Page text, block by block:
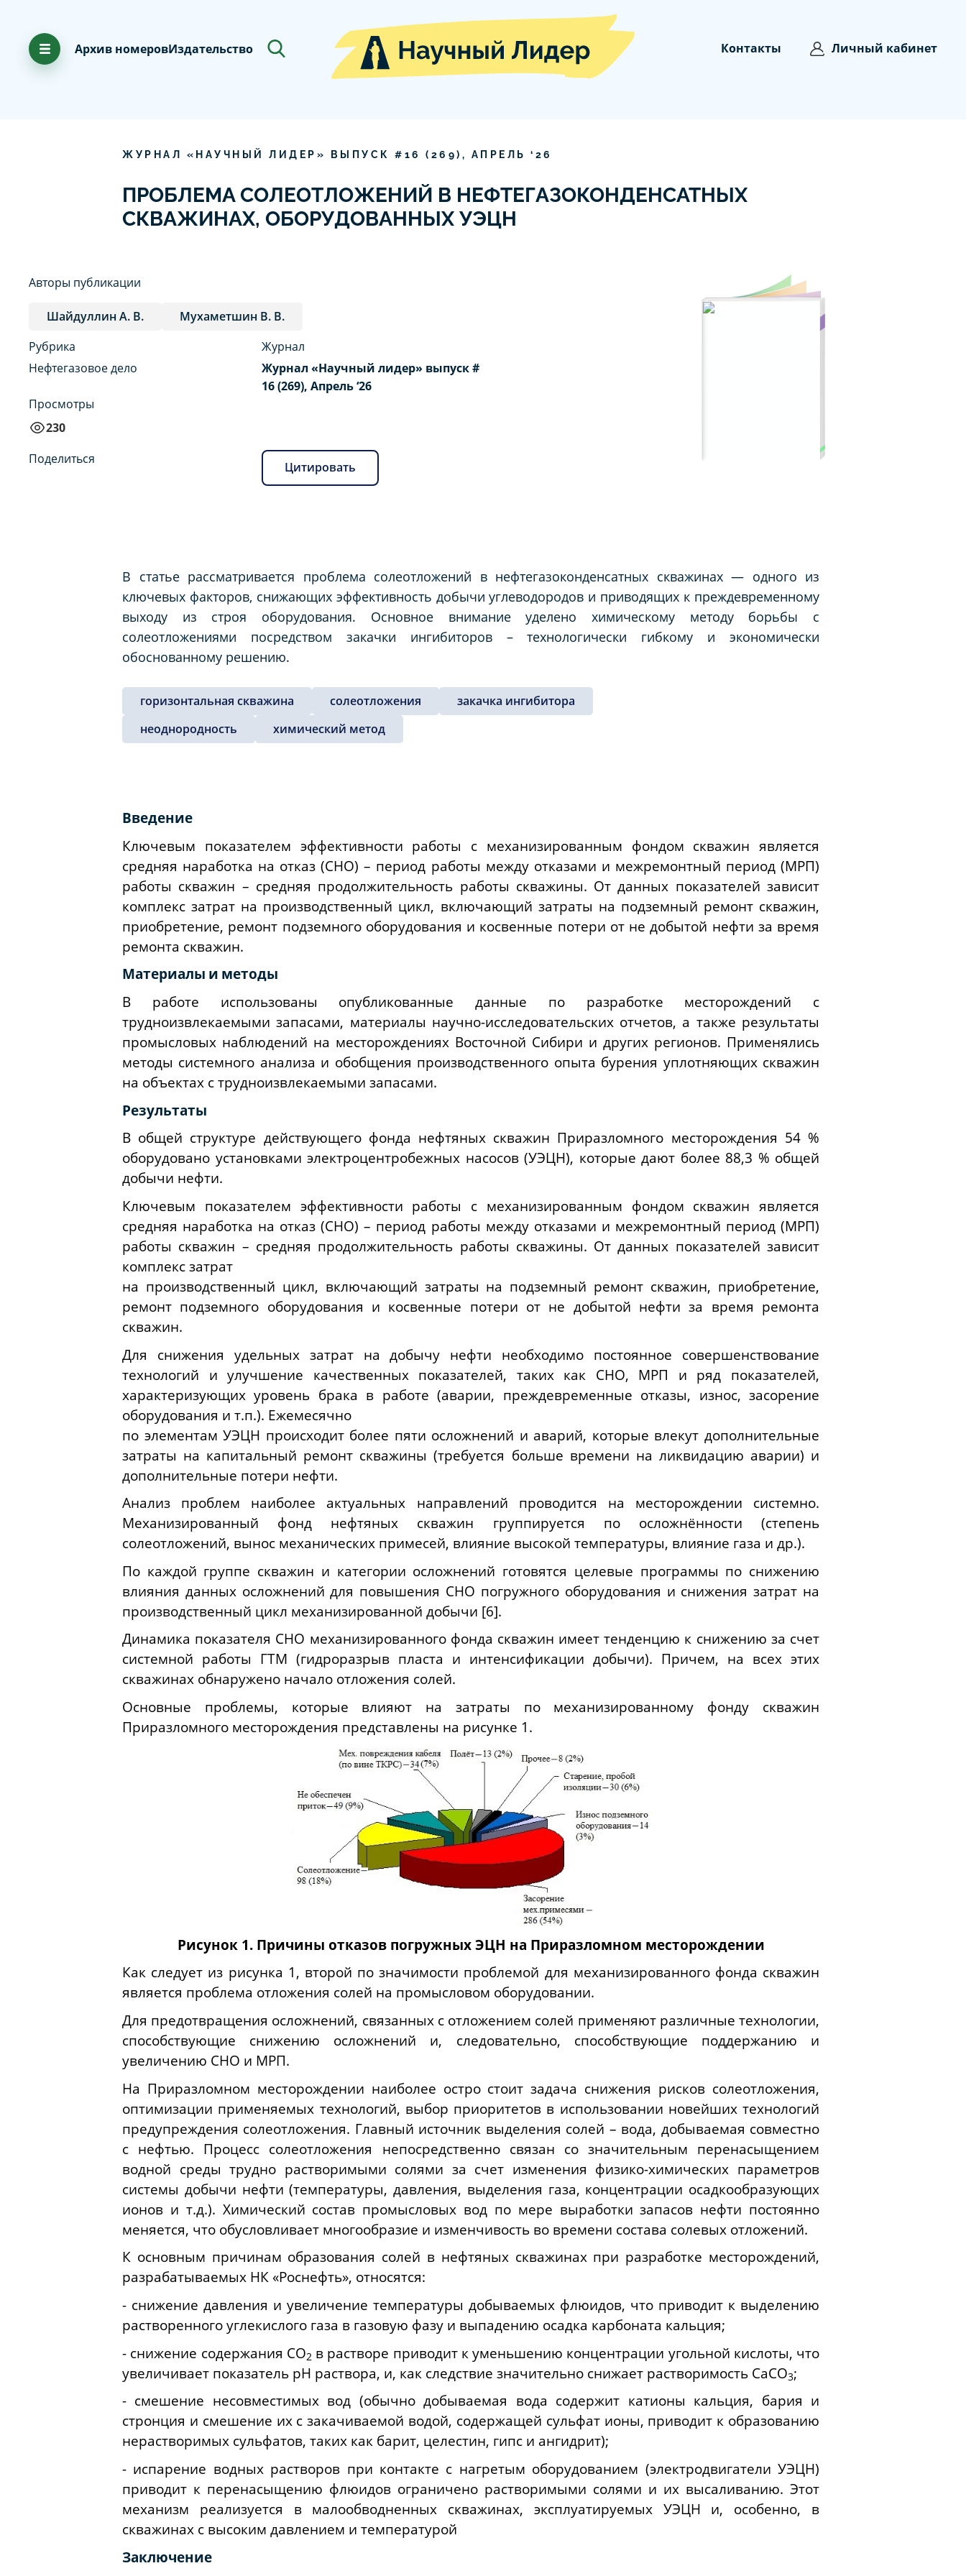
Архив номеровИздательство Контакты Личный кабинет
ЖУРНАЛ «НАУЧНЫЙ ЛИДЕР» ВЫПУСК # 16 ( 269), АПРЕЛЬ ‘ 26
ПРОБЛЕМА СОЛЕОТЛОЖЕНИЙ В НЕФТЕГАЗОКОНДЕНСАТНЫХ
СКВАЖИНАХ, ОБОРУДОВАННЫХ УЭЦН
Авторы публикации
Шайдуллин А. В.
Мухаметшин В. В.
Рубрика
Нефтегазовое дело
Просмотры
230
Журнал
Журнал «Научный лидер» выпуск #
16 (269), Апрель ‘26
Поделиться
Цитировать
В статье рассматривается проблема солеотложений в нефтегазоконденсатных скважинах — одного из
ключевых факторов, снижающих эффективность добычи углеводородов и приводящих к преждевременному
выходу из строя оборудования. Основное внимание уделено химическому методу борьбы с
солеотложениями посредством закачки ингибиторов – технологически гибкому и экономически
обоснованному решению.
горизонтальная скважина солеотложения
закачка ингибитора
неоднородность
химический метод
Введение
Ключевым показателем эффективности работы с механизированным фондом скважин является
средняя наработка на отказ (СНО) – период работы между отказами и межремонтный период (МРП)
работы скважин – средняя продолжительность работы скважины. От данных показателей зависит
комплекс затрат на производственный цикл, включающий затраты на подземный ремонт скважин,
приобретение, ремонт подземного оборудования и косвенные потери от не добытой нефти за время
ремонта скважин.
Материалы и методы
В работе использованы опубликованные данные по разработке месторождений с
трудноизвлекаемыми запасами, материалы научно-исследовательских отчетов, а также результаты
промысловых наблюдений на месторождениях Восточной Сибири и других регионов. Применялись
методы системного анализа и обобщения производственного опыта бурения уплотняющих скважин
на объектах с трудноизвлекаемыми запасами.
Результаты
В общей структуре действующего фонда нефтяных скважин Приразломного месторождения 54 %
оборудовано установками электроцентробежных насосов (УЭЦН), которые дают более 88,3 % общей
добычи нефти.
Ключевым показателем эффективности работы с механизированным фондом скважин является
средняя наработка на отказ (СНО) – период работы между отказами и межремонтный период (МРП)
работы скважин – средняя продолжительность работы скважины. От данных показателей зависит
комплекс затрат
на производственный цикл, включающий затраты на подземный ремонт скважин, приобретение,
ремонт подземного оборудования и косвенные потери от не добытой нефти за время ремонта
скважин.
Для снижения удельных затрат на добычу нефти необходимо постоянное совершенствование
технологий и улучшение качественных показателей, таких как СНО, МРП и ряд показателей,
характеризующих уровень брака в работе (аварии, преждевременные отказы, износ, засорение
оборудования и т.п.). Ежемесячно
по элементам УЭЦН происходит более пяти осложнений и аварий, которые влекут дополнительные
затраты на капитальный ремонт скважины (требуется больше времени на ликвидацию аварии) и
дополнительные потери нефти.
Анализ проблем наиболее актуальных направлений проводится на месторождении системно.
Механизированный фонд нефтяных скважин группируется по осложнённости (степень
солеотложений, вынос механических примесей, влияние высокой температуры, влияние газа и др.).
По каждой группе скважин и категории осложнений готовятся целевые программы по снижению
влияния данных осложнений для повышения СНО погружного оборудования и снижения затрат на
производственный цикл механизированной добычи [6].
Динамика показателя СНО механизированного фонда скважин имеет тенденцию к снижению за счет
системной работы ГТМ (гидроразрыв пласта и интенсификации добычи). Причем, на всех этих
скважинах обнаружено начало отложения солей.
Основные проблемы, которые влияют на затраты по механизированному фонду скважин
Приразломного месторождения представлены на рисунке 1.
Рисунок 1. Причины отказов погружных ЭЦН на Приразломном месторождении
Как следует из рисунка 1, второй по значимости проблемой для механизированного фонда скважин
является проблема отложения солей на промысловом оборудовании.
Для предотвращения осложнений, связанных с отложением солей применяют различные технологии,
способствующие снижению осложнений и, следовательно, способствующие поддержанию и
увеличению СНО и МРП.
На Приразломном месторождении наиболее остро стоит задача снижения рисков солеотложения,
оптимизации применяемых технологий, выбор приоритетов в использовании новейших технологий
предупреждения солеотложения. Главный источник выделения солей – вода, добываемая совместно
с нефтью. Процесс солеотложения непосредственно связан со значительным перенасыщением
водной среды трудно растворимыми солями за счет изменения физико-химических параметров
системы добычи нефти (температуры, давления, выделения газа, концентрации осадкообразующих
ионов и т.д.). Химический состав промысловых вод по мере выработки запасов нефти постоянно
меняется, что обусловливает многообразие и изменчивость во времени состава солевых отложений.
К основным причинам образования солей в нефтяных скважинах при разработке месторождений,
разрабатываемых НК «Роснефть», относятся:
- снижение давления и увеличение температуры добываемых флюидов, что приводит к выделению
растворенного углекислого газа в газовую фазу и выпадению осадка карбоната кальция;
- снижение содержания CO2 в растворе приводит к уменьшению концентрации угольной кислоты, что
увеличивает показатель рН раствора, и, как следствие значительно снижает растворимость CaCO3;
- смешение несовместимых вод (обычно добываемая вода содержит катионы кальция, бария и
стронция и смешение их с закачиваемой водой, содержащей сульфат ионы, приводит к образованию
нерастворимых сульфатов, таких как барит, целестин, гипс и ангидрит);
- испарение водных растворов при контакте с нагретым оборудованием (электродвигатели УЭЦН)
приводит к перенасыщению флюидов ограничено растворимыми солями и их высаливанию. Этот
механизм реализуется в малообводненных скважинах, эксплуатируемых УЭЦН и, особенно, в
скважинах с высоким давлением и температурой
Заключение